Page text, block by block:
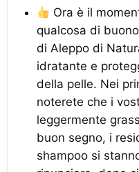
Ora è il
qualcosa di
di Aleppo di
idratante e
della pelle. Nei
noterete che i
leggermente
buon segno, i
shampoo si